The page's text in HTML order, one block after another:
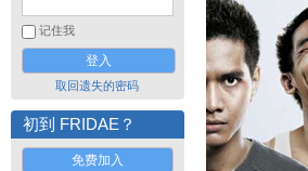
记住我
取回遗失的密码
初到 FRIDAE？
免费加入